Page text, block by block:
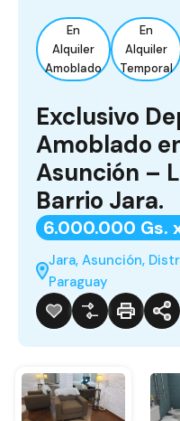
En
Alquiler
Amoblado
En
Alquiler
Temporal
Exclusivo
Amoblado
Asunción –
Barrio Jara.
6.000.000 Gs.
Jara, Asunción,
Paraguay